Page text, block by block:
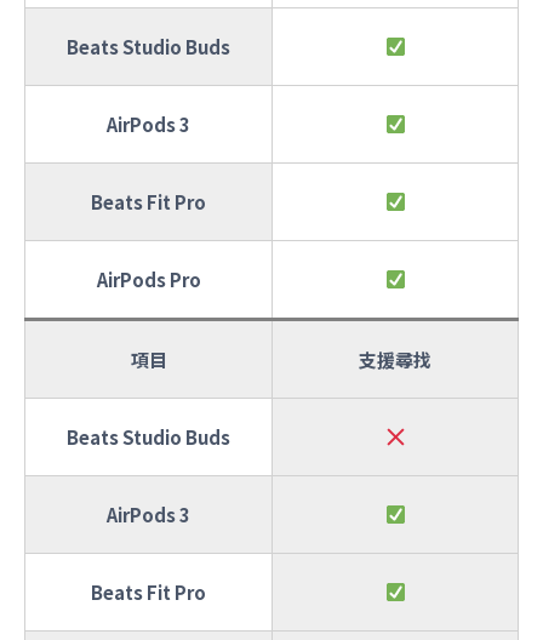
Beats Studio Buds
AirPods 3
Beats Fit Pro
AirPods Pro
項目 支援尋找
Beats Studio Buds
AirPods 3
Beats Fit Pro